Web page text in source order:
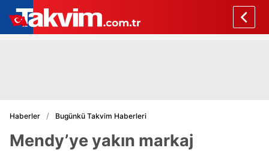
Haberler Bugünkü Takvim Haberleri
Mendy’ye yakın markaj